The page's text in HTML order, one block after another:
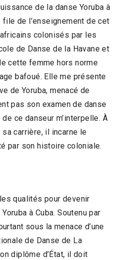
de la danse Yoruba à
de l’enseignement de cet
colonisés par les
de Danse de la Havane et
cette femme hors norme
bafoué. Elle me présente
de Yoruba, menacé de
pas son examen de danse
ce danseur m’interpelle. À
carrière, il incarne le
par son histoire coloniale.
qualités pour devenir
à Cuba. Soutenu par
sous la menace d’une
de Danse de La
diplôme d’État, il doit